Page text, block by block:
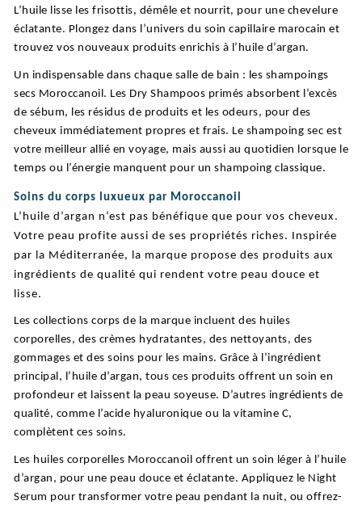
L’huile lisse les frisottis, démêle et nourrit, pour une chevelure
éclatante. Plongez dans l’univers du soin capillaire marocain et
trouvez vos nouveaux produits enrichis à l’huile d’argan.
Un indispensable dans chaque salle de bain : les shampoings
secs Moroccanoil. Les Dry Shampoos primés absorbent l’excès
de sébum, les résidus de produits et les odeurs, pour des
cheveux immédiatement propres et frais. Le shampoing sec est
votre meilleur allié en voyage, mais aussi au quotidien lorsque le
temps ou l’énergie manquent pour un shampoing classique.
Soins du corps luxueux par Moroccanoil
L’huile d’argan n’est pas bénéfique que pour vos cheveux.
Votre peau profite aussi de ses propriétés riches. Inspirée
par la Méditerranée, la marque propose des produits aux
ingrédients de qualité qui rendent votre peau douce et
lisse.
Les collections corps de la marque incluent des huiles
corporelles, des crèmes hydratantes, des nettoyants, des
gommages et des soins pour les mains. Grâce à l’ingrédient
principal, l’huile d’argan, tous ces produits offrent un soin en
profondeur et laissent la peau soyeuse. D’autres ingrédients de
qualité, comme l’acide hyaluronique ou la vitamine C,
complètent ces soins.
Les huiles corporelles Moroccanoil offrent un soin léger à l’huile
d’argan, pour une peau douce et éclatante. Appliquez le Night
Serum pour transformer votre peau pendant la nuit, ou offrez-